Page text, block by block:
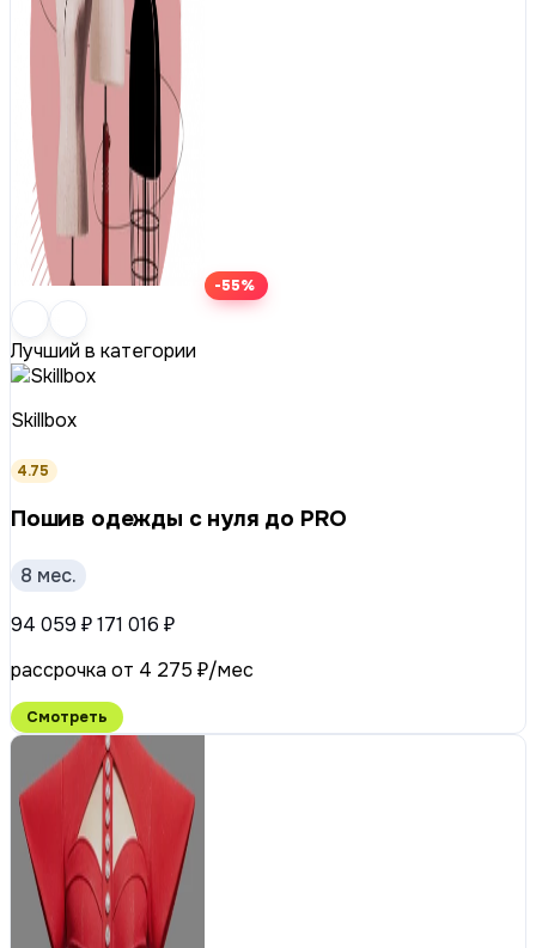
-55%
Лучший в категории
Skillbox
4.75
Пошив одежды с нуля до PRO
8 мес.
94 059 ₽171 016 ₽
рассрочка от 4 275 ₽/мес
Смотреть